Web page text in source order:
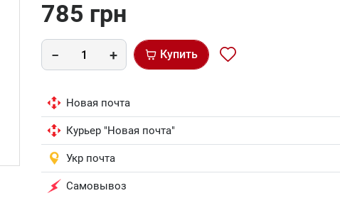
785 грн
Купить
Новая почта
Курьер "Новая почта"
Укр почта
Самовывоз